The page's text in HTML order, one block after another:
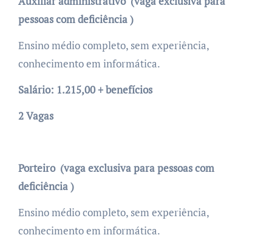
pessoas com deficiência )
Ensino médio completo, sem experiência,
conhecimento em informática.
Salário: 1.215,00 + benefícios
2 Vagas
Porteiro (vaga exclusiva para pessoas com
deficiência )
Ensino médio completo, sem experiência,
conhecimento em informática.